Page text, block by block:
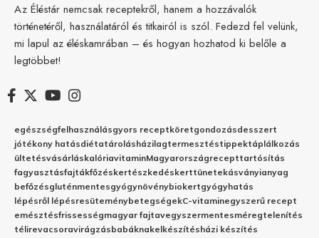
Az Éléstár nemcsak receptekről, hanem a hozzávalók
történetéről, használatáról és titkairól is szól. Fedezd fel velünk,
mi lapul az éléskamrában – és hogyan hozhatod ki belőle a
legtöbbet!
egészségfelhasználásgyors receptköretgondozásdesszert
jótékony hatásdiétatárolásházilagtermesztéstippektáplálkozás
ültetésvásárláskalóriavitaminMagyarországrecepttartósítás
fagyasztásfajtákfőzéskertészkedéskerttünetekásványianyag
befőzésgluténmentesgyógynövénybiokertgyógyhatás
lépésről lépésresüteménybetegségekC-vitaminegyszerű recept
emésztésfrissességmagyar fajtavegyszermentesméregtelenítés
télirevacsoravirágzásbabáknakelkészítésházi készítés